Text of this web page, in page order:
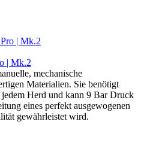
| Mk.2
mechanische
Materialien. Sie benötigt
Herd und kann 9 Bar Druck
eines perfekt ausgewogenen
gewährleistet wird.